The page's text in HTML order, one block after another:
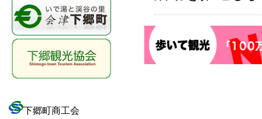
下郷町商工会